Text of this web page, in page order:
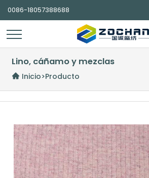
0086-18057388688
Lino, cáñamo y mezclas
Inicio>Producto